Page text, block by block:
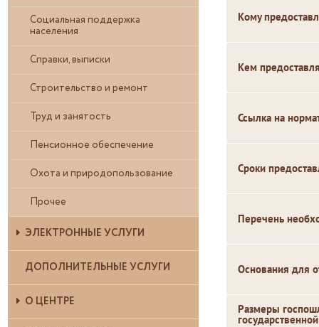
Социальная поддержка
населения
Справки, выписки
Строительство и ремонт
Труд и занятость
Пенсионное обеспечение
Охота и природопользование
Прочее
ЭЛЕКТРОННЫЕ УСЛУГИ
ДОПОЛНИТЕЛЬНЫЕ УСЛУГИ
О ЦЕНТРЕ
Кому
Кем
Ссылка на
Сроки
Перечень
Основания для
Размеры